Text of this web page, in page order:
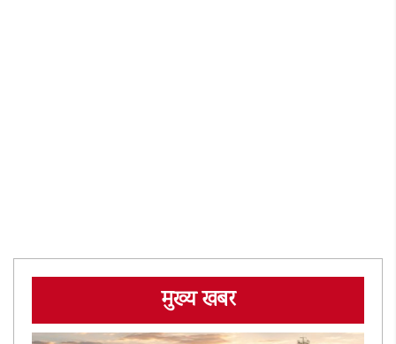
मुख्य खबर